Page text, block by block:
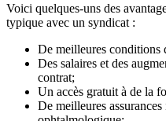
Voici quelques-uns des
typique avec un syndicat :
De meilleures conditions
Des salaires et des
contrat;
Un accès gratuit à de la
De meilleures